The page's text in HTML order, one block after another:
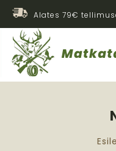
Alates 79€